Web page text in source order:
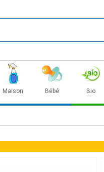
Maison Bébé Bio